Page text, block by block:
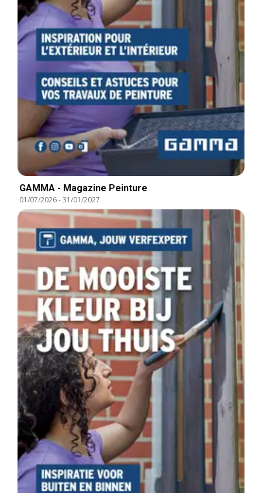
GAMMA - Magazine Peinture
01/07/2026-31/01/2027